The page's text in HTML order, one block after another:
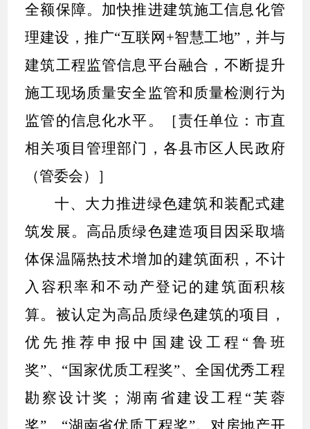
全额保障。加快推进建筑施工信息化管
理建设，推广“互联网 +智慧工地” ，并与
建筑工程监管信息平台融合，不断提升
施工现场质量安全监管和质量检测行为
监管的信息化水平。［责任单位：市直
相关项目管理部门，各县市区人民政府
（管委会）］
十、 大力推进绿色建筑和装配式建
筑发展。 高品质绿色建造项目因采取墙
体保温隔热技术增加的建筑面积，不计
入容积率和不动产登记的建筑面积核
算。被认定为高品质绿色建筑的项目，
优先推荐申报中国建设工程 “ 鲁班
奖”、 “国家优质工程奖”、全国优秀工程
勘察设计奖；湖南省建设工程 “芙蓉
奖”、 “湖南省优质工程奖”。对房地产开